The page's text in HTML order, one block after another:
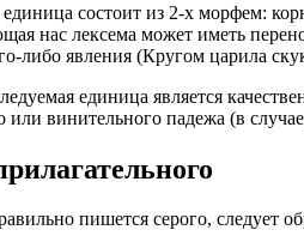
состоит из 2-х морфем:
нас лексема может иметь
либо явления (Кругом царила
единица является
или винительного падежа (в
пишется серого, следует